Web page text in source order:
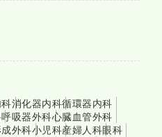
消化器内科循環器内科
呼吸器外科心臓血管外科
外科小児科産婦人科眼科